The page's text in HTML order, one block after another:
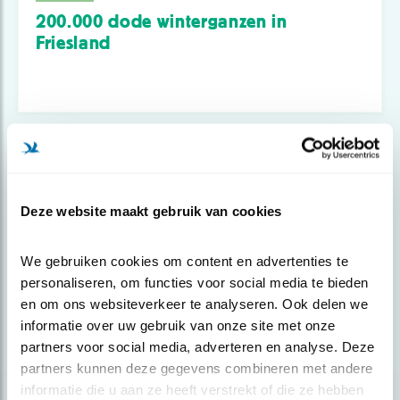
Deze website maakt gebruik van cookies
We gebruiken cookies om content en advertenties te
personaliseren, om functies voor social media te bieden
en om ons websiteverkeer te analyseren. Ook delen we
informatie over uw gebruik van onze site met onze
partners voor social media, adverteren en analyse. Deze
partners kunnen deze gegevens combineren met andere
informatie die u aan ze heeft verstrekt of die ze hebben
200.000 dode winterganzen in
Friesland
Nieuws
Niet minder ganzen, maar minder